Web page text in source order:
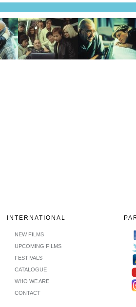
INTERNATIONAL
NEW FILMS
UPCOMING FILMS
FESTIVALS
CATALOGUE
WHO WE ARE
CONTACT